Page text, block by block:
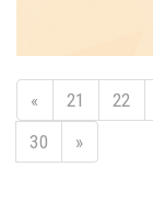
« 21 22
30
»